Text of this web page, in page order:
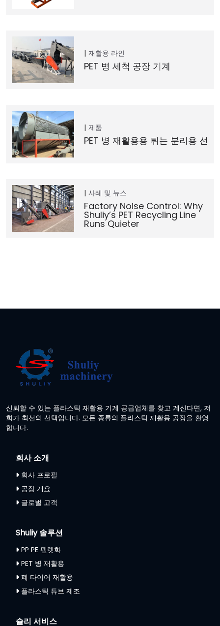
재활용 라인
PET 병 세척 공장 기계
제품
PET 병 재활용용 튀는 분리용 선
사례 및 뉴스
Factory Noise Control: Why
Shuliy’s PET Recycling Line
Runs Quieter
신뢰할 수 있는 플라스틱 재활용 기계 공급업체를 찾고 계신다면, 저
희가 최선의 선택입니다. 모든 종류의 플라스틱 재활용 공장을 환영
합니다.
회사 소개
회사 프로필
공장 개요
글로벌 고객
Shuliy 솔루션
PP PE 펠렛화
PET 병 재활용
폐 타이어 재활용
플라스틱 튜브 제조
슐리 서비스